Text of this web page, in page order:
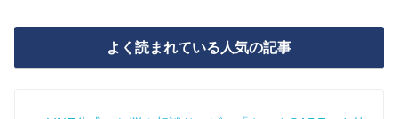
よく読まれている人気の記事